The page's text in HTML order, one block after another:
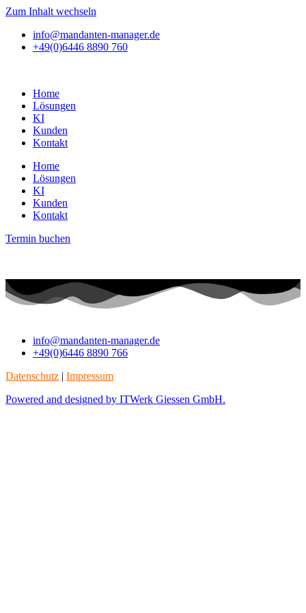
Zum Inhalt wechseln
info@mandanten-manager.de
+49(0)6446 8890 760
Home
Lösungen
KI
Kunden
Kontakt
Home
Lösungen
KI
Kunden
Kontakt
Termin buchen
info@mandanten-manager.de
+49(0)6446 8890 766
Datenschutz | Impressum
Powered and designed by ITWerk Giessen GmbH.